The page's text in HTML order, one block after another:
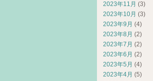
2023年11月 (3)
2023年10月 (3)
2023年9月 (4)
2023年8月 (2)
2023年7月 (2)
2023年6月 (2)
2023年5月 (4)
2023年4月 (5)